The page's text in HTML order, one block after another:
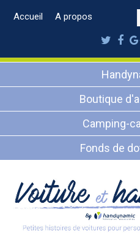
Accueil A propos
Boutique
Camping-
Fonds de